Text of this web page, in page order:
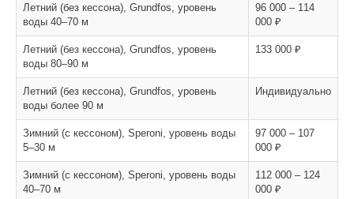
Летний (без кессона), Grundfos, уровень
воды 40–70 м
96 000 – 114
000 ₽
Летний (без кессона), Grundfos, уровень
воды 80–90 м
133 000 ₽
Летний (без кессона), Grundfos, уровень
воды более 90 м
Индивидуально
Зимний (с кессоном), Speroni, уровень воды
5–30 м
97 000 – 107
000 ₽
Зимний (с кессоном), Speroni, уровень воды
40–70 м
112 000 – 124
000 ₽